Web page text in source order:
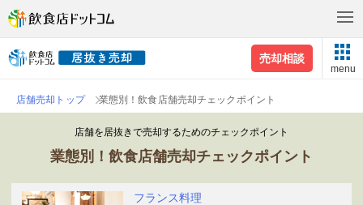
売却相談
menu
店舗売却トップ 業態別！飲食店舗売却チェックポイント
店舗を居抜きで売却するためのチェックポイント
業態別！飲食店舗売却チェックポイント
フランス料理